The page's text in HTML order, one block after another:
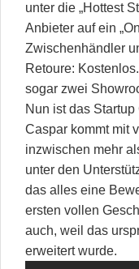
unter die „Hottest
Anbieter auf ein
Zwischenhändler
Retoure:
sogar zwei
Nun ist das
Caspar kommt mit
inzwischen mehr
unter den
das alles eine
ersten vollen
auch, weil das
erweitert wurde.